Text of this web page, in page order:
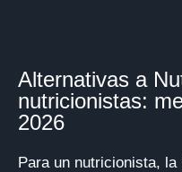
Alternativas a
nutricionistas:
2026
Para un nutricionista, la